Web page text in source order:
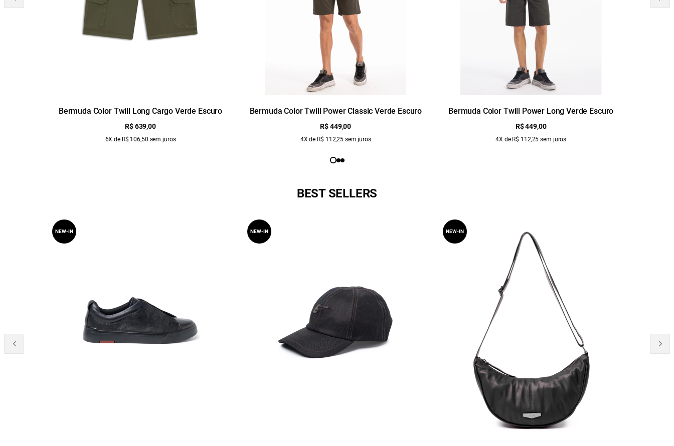
Bermuda Color Twill Long Cargo Verde Escuro
R$ 639,00
6X de R$ 106,50 sem juros
Bermuda Color Twill Power Classic Verde Escuro
R$ 449,00
4X de R$ 112,25 sem juros
Bermuda Color Twill Power Long Verde Escuro
R$ 449,00
4X de R$ 112,25 sem juros
BEST SELLERS
NEW-IN NEW-IN NEW-IN